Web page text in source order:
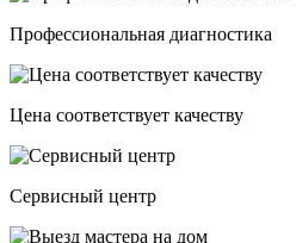
Профессиональная диагностика
Цена соответствует качеству
Сервисный центр